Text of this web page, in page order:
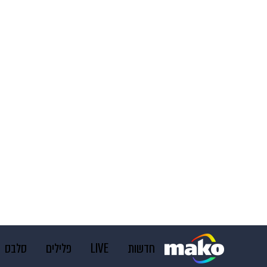
חדשות LIVE פלילים סלבס